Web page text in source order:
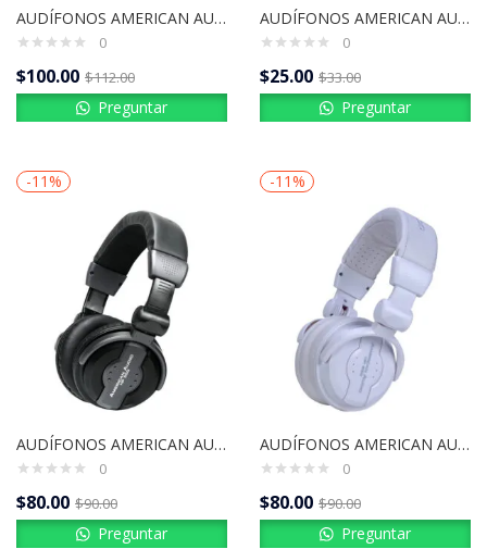
AUDÍFONOS AMERICAN AUDIO BL-60
0
$100.00 $112.00
Preguntar
AUDÍFONOS AMERICAN AUDIO HP 200
0
$25.00 $33.00
Preguntar
-11%
AUDÍFONOS AMERICAN AUDIO HP550
0
$80.00 $90.00
Preguntar
-11%
AUDÍFONOS AMERICAN AUDIO HP550 SNOW
0
$80.00 $90.00
Preguntar